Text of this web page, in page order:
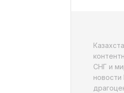
СНГ и
новости